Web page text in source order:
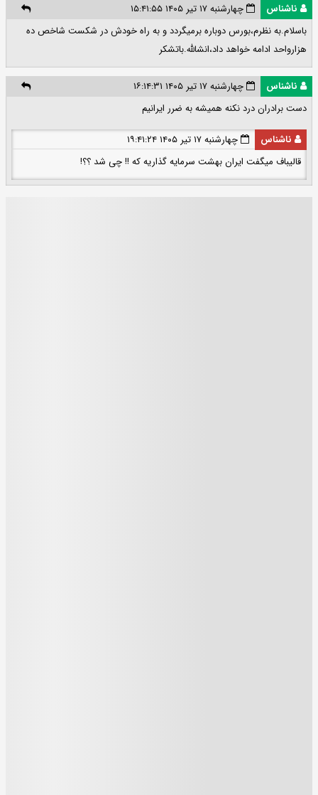
ناشناس
چهارشنبه ۱۷ تیر ۱۴۰۵ ۱۵:۴۱:۵۵
باسلام.به نظرم،بورس دوباره برمیگردد و به راه خودش در شکست شاخص ده
هزارواحد ادامه خواهد داد،انشالله.باتشکر
ناشناس
چهارشنبه ۱۷ تیر ۱۴۰۵ ۱۶:۱۴:۳۱
دست برادران درد نکنه همیشه به ضرر ایرانیم
ناشناس
چهارشنبه ۱۷ تیر ۱۴۰۵ ۱۹:۴۱:۲۴
قالیباف میگفت ایران بهشت سرمایه گذاریه که !! چی شد ؟؟!